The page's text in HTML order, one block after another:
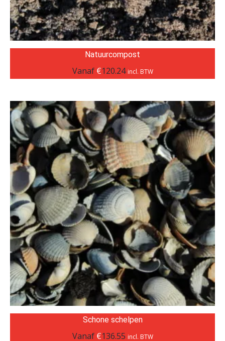
Natuurcompost
Vanaf €120.24 incl. BTW
Schone schelpen
Vanaf €136.55 incl. BTW